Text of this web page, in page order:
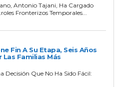
Antonio Tajani, Ha Cargado
Fronterizos Temporales...
Fin A Su Etapa, Seis Años
Familias Más
Decisión Que No Ha Sido Fácil: